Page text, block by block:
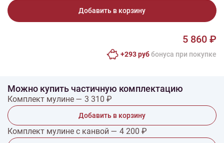
Добавить в корзину
5 860 ₽
+293 руббонусa при покупке
Можно купить частичную комплектацию
Комплект мулине — 3 310 ₽
Добавить в корзину
Комплект мулине с канвой — 4 200 ₽